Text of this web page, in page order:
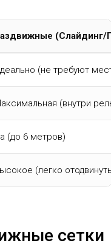
(Слайдинг/
(не требуют
(внутри
(до 6 метров)
(легко
сетки